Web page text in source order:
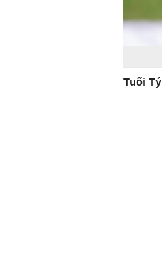
Tuổi Tý